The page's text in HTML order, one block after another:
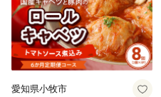
愛知県小牧市